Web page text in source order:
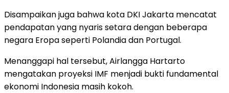
Disampaikan juga bahwa kota DKI Jakarta mencatat
pendapatan yang nyaris setara dengan beberapa
negara Eropa seperti Polandia dan Portugal.
Menanggapi hal tersebut, Airlangga Hartarto
mengatakan proyeksi IMF menjadi bukti fundamental
ekonomi Indonesia masih kokoh.